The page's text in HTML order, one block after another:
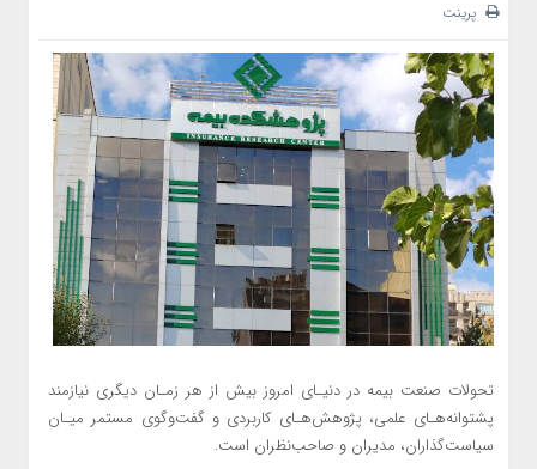
پرینت
تحولات صنعت بیمه در دنیـای امروز بیش از هر زمـان دیگری نیازمند
پشتوانه‌هـای علمی، پژوهش‌هـای کاربردی و گفت‌وگوی مستمر میـان
سیاست‌گذاران، مدیران و صاحب‌نظران است.